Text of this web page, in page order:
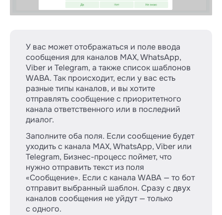
У вас может отображаться и поле ввода
сообщения для каналов MAX, WhatsApp,
Viber и Telegram, а также список шаблонов
WABA. Так происходит, если у вас есть
разные типы каналов, и вы хотите
отправлять сообщение с приоритетного
канала ответственного или в последний
диалог.
Заполните оба поля. Если сообщение будет
уходить с канала MAX, WhatsApp, Viber или
Telegram, Бизнес-процесс поймет, что
нужно отправить текст из поля
«Сообщение». Если с канала WABA — то бот
отправит выбранный шаблон. Сразу с двух
каналов сообщения не уйдут — только
с одного.